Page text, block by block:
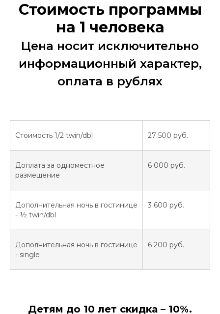
Стоимость программы
на 1 человека
Цена носит исключительно
информационный характер,
оплата в рублях
Стоимость 1/2 twin/dbl 27 500 руб.
Доплата за одноместное
размещение
6 000 руб.
Дополнительная ночь в гостинице
- ½ twin/dbl
3 600 руб.
Дополнительная ночь в гостинице
- single
6 200 руб.
Детям до 10 лет скидка – 10%.